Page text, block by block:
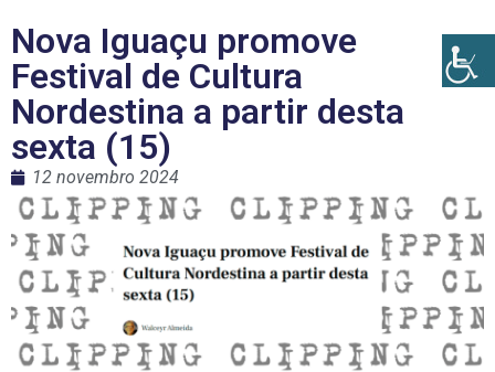
Nova Iguaçu promove
Festival de Cultura
Nordestina a partir desta
sexta (15)
12 novembro 2024